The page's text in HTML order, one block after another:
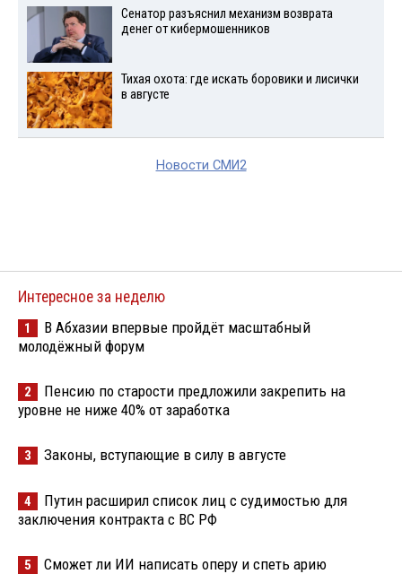
Сенатор разъяснил механизм возврата
денег от кибермошенников
Тихая охота: где искать боровики и лисички
в августе
Новости СМИ2
Интересное за неделю
1
В Абхазии впервые пройдёт масштабный
молодёжный форум
2
Пенсию по старости предложили закрепить на
уровне не ниже 40% от заработка
3 Законы, вступающие в силу в августе
4
Путин расширил список лиц с судимостью для
заключения контракта с ВС РФ
5 Сможет ли ИИ написать оперу и спеть арию